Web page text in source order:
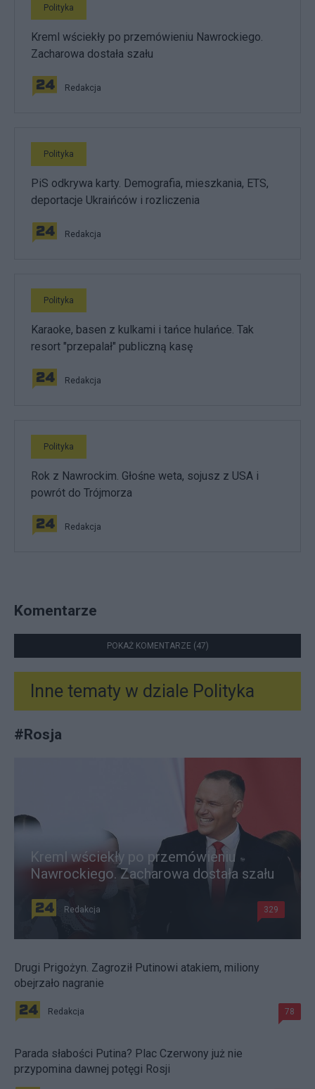
Polityka
Kreml wściekły po przemówieniu Nawrockiego.
Zacharowa dostała szału
Redakcja
Polityka
PiS odkrywa karty. Demografia, mieszkania, ETS,
deportacje Ukraińców i rozliczenia
Redakcja
Polityka
Karaoke, basen z kulkami i tańce hulańce. Tak
resort "przepalał" publiczną kasę
Redakcja
Polityka
Rok z Nawrockim. Głośne weta, sojusz z USA i
powrót do Trójmorza
Redakcja
Komentarze
POKAŻ KOMENTARZE (47)
Inne tematy w dziale Polityka
#Rosja
Kreml wściekły po przemówieniu
Nawrockiego. Zacharowa dostała szału
Redakcja 329
Drugi Prigożyn. Zagroził Putinowi atakiem, miliony
obejrzało nagranie
Redakcja 78
Parada słabości Putina? Plac Czerwony już nie
przypomina dawnej potęgi Rosji